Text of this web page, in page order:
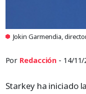
Jokin Garmendia,
Por Redacción - 14/11/
Starkey ha iniciado